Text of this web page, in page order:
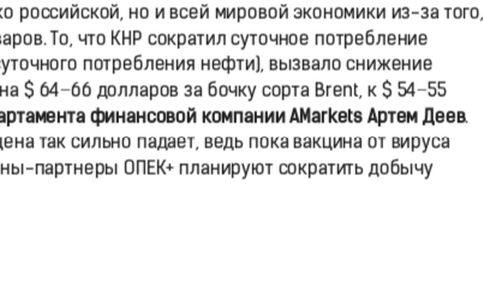
но и всей мировой экономики из-за того,
То, что КНР сократил суточное потребление
потребления нефти), вызвало снижение
$ 64−66 долларов за бочку сорта Brent, к $ 54−55
финансовой компании AMarkets Артем Деев.
так сильно падает, ведь пока вакцина от вируса
партнеры ОПЕК+ планируют сократить добычу